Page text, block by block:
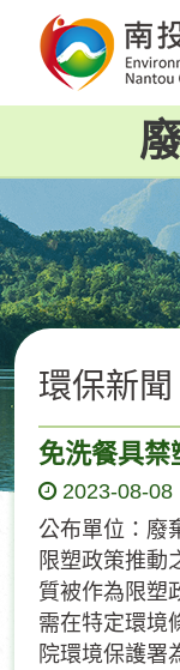
要
容
區
塊
環保新聞
免洗餐具禁
2023-08-08
公布單位：廢
限塑政策推動
質被作為限塑
需在特定環境
院環境保護署